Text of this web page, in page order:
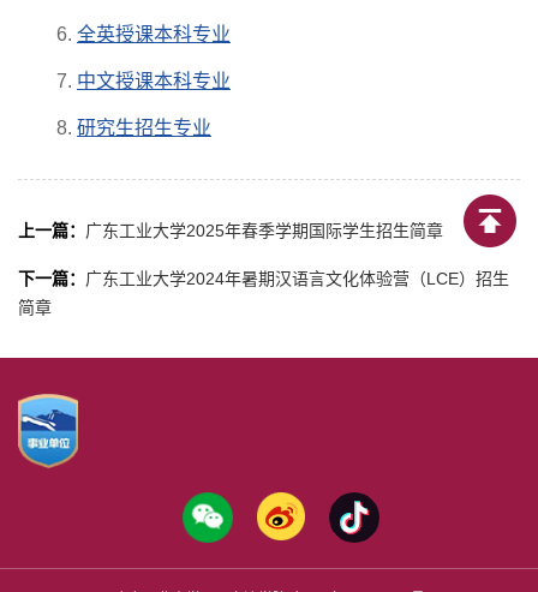
6. 全英授课本科专业
7. 中文授课本科专业
8. 研究生招生专业
上一篇： 广东工业大学2025年春季学期国际学生招生简章
下一篇： 广东工业大学2024年暑期汉语言文化体验营（LCE）招生
简章